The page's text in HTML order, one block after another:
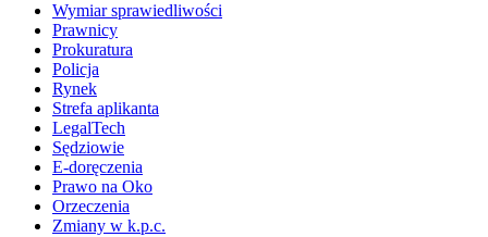
Wymiar sprawiedliwości
Prawnicy
Prokuratura
Policja
Rynek
Strefa aplikanta
LegalTech
Sędziowie
E-doręczenia
Prawo na Oko
Orzeczenia
Zmiany w k.p.c.